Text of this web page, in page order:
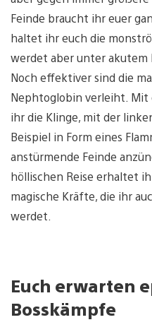
Feinde braucht ihr euer
haltet ihr euch die
werdet aber unter akutem
Noch effektiver sind die
Nephtoglobin verleiht. Mit
ihr die Klinge, mit der
Beispiel in Form eines
anstürmende Feinde
höllischen Reise erhaltet
magische Kräfte, die ihr
werdet.
Euch erwarten
Bosskämpfe